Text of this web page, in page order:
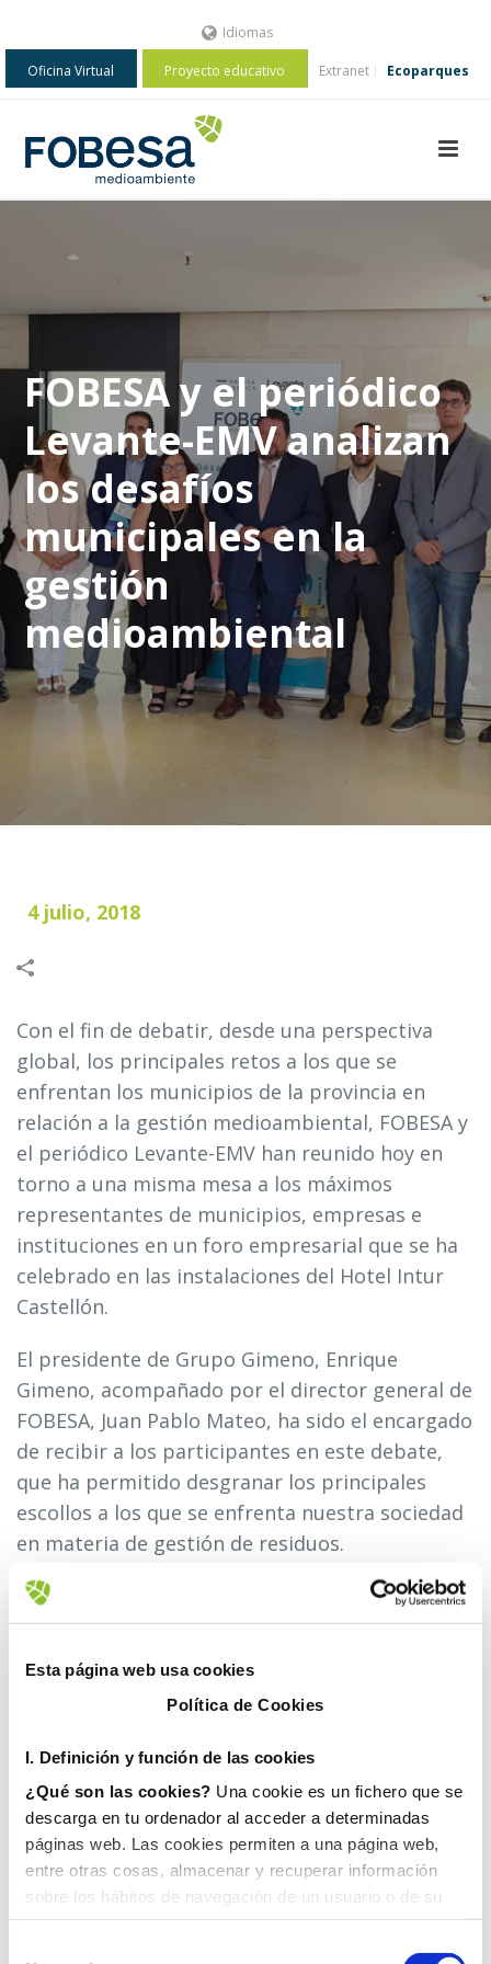
Esta página web usa cookies
Política de Cookies
I. Definición y función de las cookies
¿Qué son las cookies? Una cookie es un fichero que se
descarga en tu ordenador al acceder a determinadas
páginas web. Las cookies permiten a una página web,
entre otras cosas, almacenar y recuperar información
sobre los hábitos de navegación de un usuario o de su
equipo y, dependiendo de la información que contengan y
de la forma en que utilice su equipo, pueden utilizarse
Idiomas
Oficina Virtual Proyecto educativo Extranet Ecoparques
FOBESA y el periódico
Levante-EMV analizan
los desafíos
municipales en la
gestión
medioambiental
4 julio, 2018
Con el fin de debatir, desde una perspectiva
global, los principales retos a los que se
enfrentan los municipios de la provincia en
relación a la gestión medioambiental, FOBESA y
el periódico Levante-EMV han reunido hoy en
torno a una misma mesa a los máximos
representantes de municipios, empresas e
instituciones en un foro empresarial que se ha
celebrado en las instalaciones del Hotel Intur
Castellón.
El presidente de Grupo Gimeno, Enrique
Gimeno, acompañado por el director general de
FOBESA, Juan Pablo Mateo, ha sido el encargado
de recibir a los participantes en este debate,
que ha permitido desgranar los principales
escollos a los que se enfrenta nuestra sociedad
en materia de gestión de residuos.
El presidente de la Diputación Provincial de
Castellón, Javier Moliner, así como el director
general de Contenidos de Prensa Ibérica, Cruz
Sierra; el delegado del periódico Levante de
Castelló, José Beltrán; el vicerrector
de Campus y Vida Saludable de la Universitat
Jaume I, Rafael Mayo; la presidenta del
consorcio de residuos Reciplasa y vicealcaldesa
de Castellón, Ali Brancal; la alcaldesa de
Benicàssim, Susana Marqués; el alcalde de Vila-
real, José Benlloch; y el alcalde de Morella,